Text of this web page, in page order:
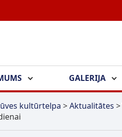
GALERIJA
kultūrtelpa >Aktualitātes >